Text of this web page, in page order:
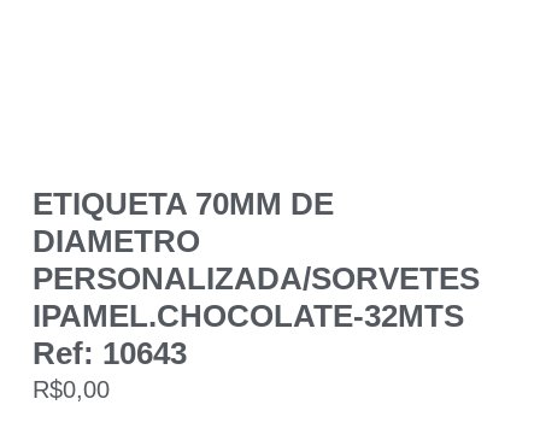
ETIQUETA 70MM DE
DIAMETRO
PERSONALIZADA/SORVETES
IPAMEL.CHOCOLATE-32MTS
Ref: 10643
R$0,00